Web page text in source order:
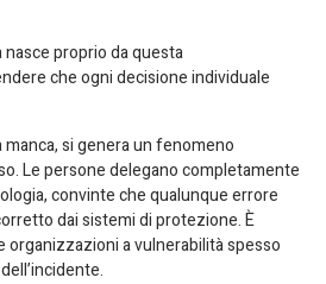
proprio da questa
che ogni decisione individuale
si genera un fenomeno
Le persone delegano completamente
convinte che qualunque errore
dai sistemi di protezione. È
organizzazioni a vulnerabilità spesso